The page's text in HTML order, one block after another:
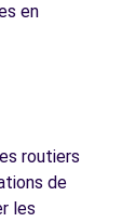
en
routiers
de
les